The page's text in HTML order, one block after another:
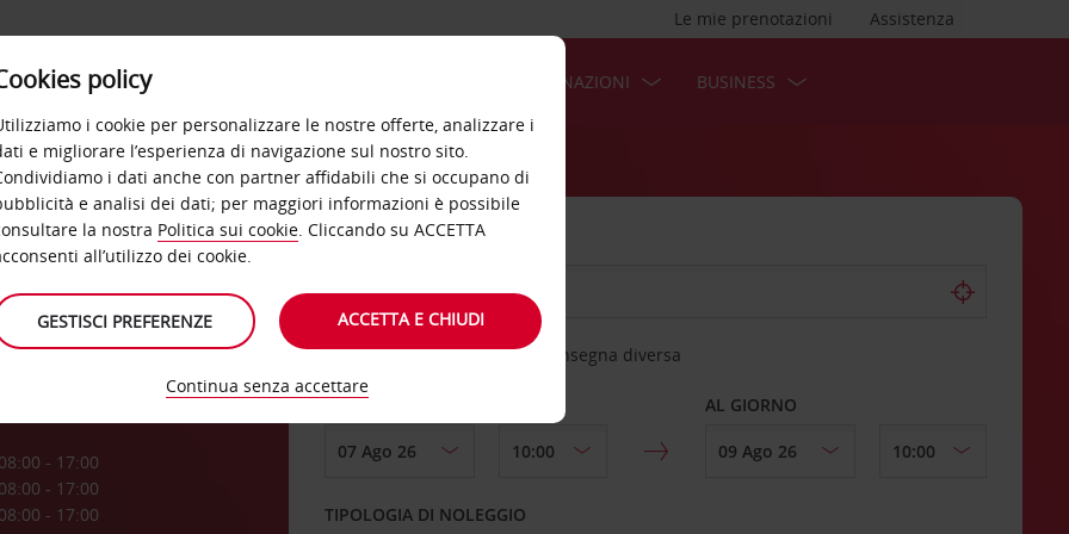
Assistenza
Le mie prenotazioni
OFFERTE DESTINAZIONI BUSINESS
08:00 - 17:00
08:00 - 17:00
08:00 - 17:00
Scegli una località di riconsegna diversa
DAL GIORNO AL GIORNO
TIPOLOGIA DI NOLEGGIO
policy
i cookie per personalizzare le nostre offerte, analizzare i
e migliorare l’esperienza di navigazione sul nostro sito.
i dati anche con partner affidabili che si occupano di
e analisi dei dati; per maggiori informazioni è possibile
la nostra Politica sui cookie. Cliccando su ACCETTA
all’utilizzo dei cookie.
GESTISCI PREFERENZE ACCETTA E CHIUDI
Continua senza accettare